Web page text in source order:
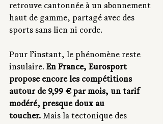
retrouve cantonnée à un abonnement
haut de gamme, partagé avec des
sports sans lien ni corde.
Pour l’instant, le phénomène reste
insulaire. En France, Eurosport
propose encore les compétitions
autour de 9,99 € par mois, un tarif
modéré, presque doux au
toucher. Mais la tectonique des